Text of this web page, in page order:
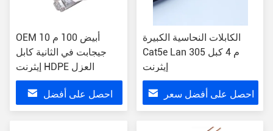
OEM أبيض 100 م 10
جيجابت في الثانية كابل
إيثرنت HDPE العزل
احصل على أفضل
الكابلات النحاسية الكبيرة
Cat5e Lan 305 م 4 كبل
إيثرنت
احصل على أفضل سعر